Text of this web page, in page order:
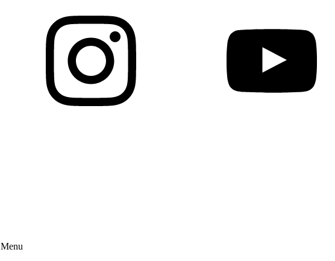
Menu